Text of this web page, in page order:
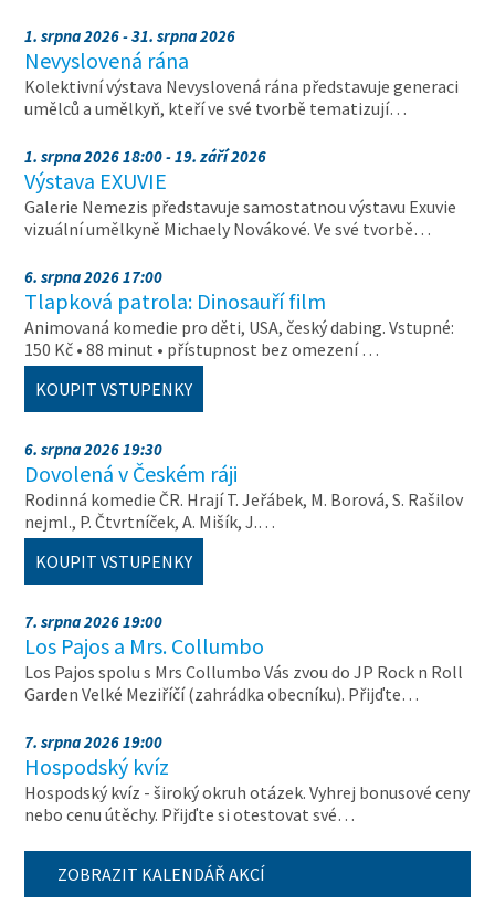
1. srpna 2026 - 31. srpna 2026
Nevyslovená rána
Kolektivní výstava Nevyslovená rána představuje generaci
umělců a umělkyň, kteří ve své tvorbě tematizují…
1. srpna 2026 18:00 - 19. září 2026
Výstava EXUVIE
Galerie Nemezis představuje samostatnou výstavu Exuvie
vizuální umělkyně Michaely Novákové. Ve své tvorbě…
6. srpna 2026 17:00
Tlapková patrola: Dinosauří film
Animovaná komedie pro děti, USA, český dabing. Vstupné:
150 Kč • 88 minut • přístupnost bez omezení …
KOUPIT VSTUPENKY
6. srpna 2026 19:30
Dovolená v Českém ráji
Rodinná komedie ČR. Hrají T. Jeřábek, M. Borová, S. Rašilov
nejml., P. Čtvrtníček, A. Mišík, J.…
KOUPIT VSTUPENKY
7. srpna 2026 19:00
Los Pajos a Mrs. Collumbo
Los Pajos spolu s Mrs Collumbo Vás zvou do JP Rock n Roll
Garden Velké Meziříčí (zahrádka obecníku). Přijďte…
7. srpna 2026 19:00
Hospodský kvíz
Hospodský kvíz - široký okruh otázek. Vyhrej bonusové ceny
nebo cenu útěchy. Přijďte si otestovat své…
ZOBRAZIT KALENDÁŘ AKCÍ